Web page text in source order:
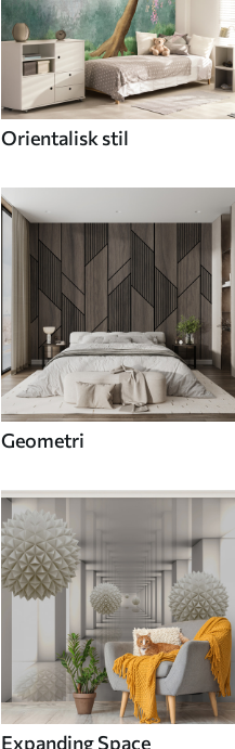
Orientalisk stil
Geometri
Expanding Space